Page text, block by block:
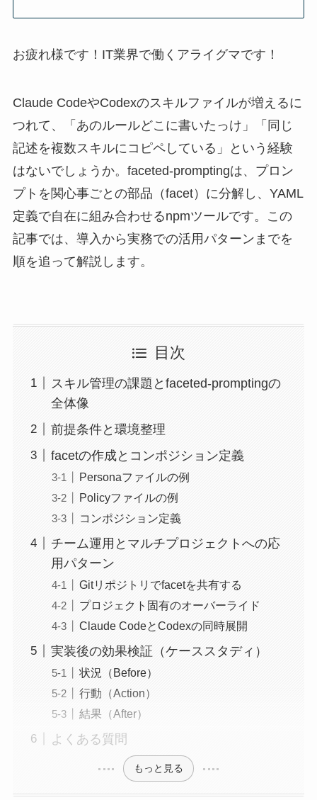
お疲れ様です！IT業界で働くアライグマです！
Claude CodeやCodexのスキルファイルが増えるに
つれて、「あのルールどこに書いたっけ」「同じ
記述を複数スキルにコピペしている」という経験
はないでしょうか。faceted-promptingは、プロン
プトを関心事ごとの部品（facet）に分解し、YAML
定義で自在に組み合わせるnpmツールです。この
記事では、導入から実務での活用パターンまでを
順を追って解説します。
目次
スキル管理の課題とfaceted-promptingの
全体像
前提条件と環境整理
facetの作成とコンポジション定義
Personaファイルの例
Policyファイルの例
コンポジション定義
チーム運用とマルチプロジェクトへの応
用パターン
Gitリポジトリでfacetを共有する
プロジェクト固有のオーバーライド
Claude CodeとCodexの同時展開
実装後の効果検証（ケーススタディ）
状況（Before）
行動（Action）
結果（After）
よくある質問
もっと見る